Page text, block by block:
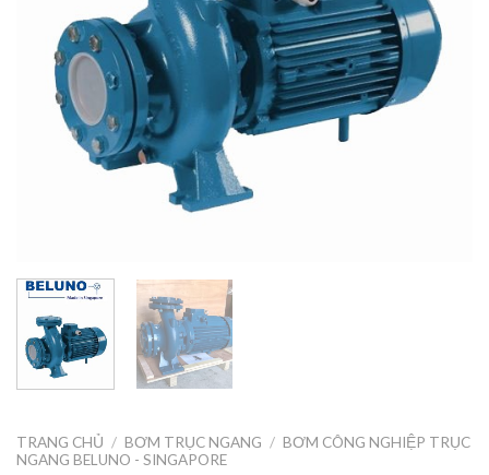
TRANG CHỦ / BƠM TRỤC NGANG / BƠM CÔNG NGHIỆP TRỤC
NGANG BELUNO - SINGAPORE